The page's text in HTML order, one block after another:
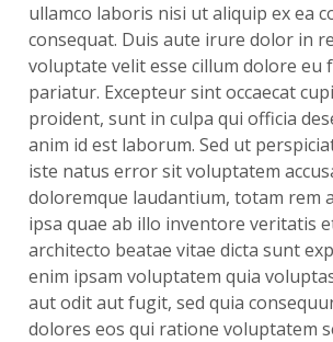
ullamco laboris nisi ut aliquip ex ea
consequat. Duis aute irure dolor in
voluptate velit esse cillum dolore eu
pariatur. Excepteur sint occaecat
proident, sunt in culpa qui officia
anim id est laborum. Sed ut
iste natus error sit voluptatem
doloremque laudantium, totam rem
ipsa quae ab illo inventore veritatis
architecto beatae vitae dicta sunt
enim ipsam voluptatem quia
aut odit aut fugit, sed quia
dolores eos qui ratione voluptatem